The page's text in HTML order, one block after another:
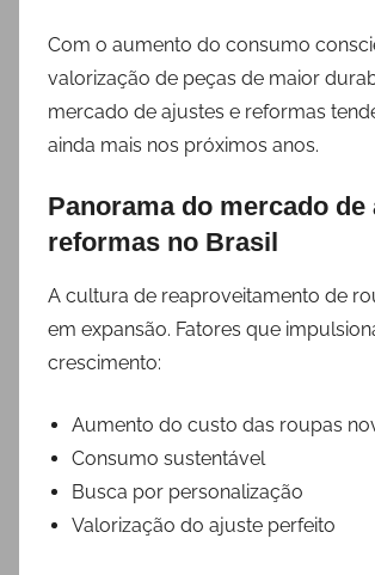
Com o aumento do consumo
valorização de peças de maior
mercado de ajustes e reformas
ainda mais nos próximos anos.
Panorama do mercado de
reformas no Brasil
A cultura de reaproveitamento de
em expansão. Fatores que
crescimento:
Aumento do custo das roupas
Consumo sustentável
Busca por personalização
Valorização do ajuste perfeito